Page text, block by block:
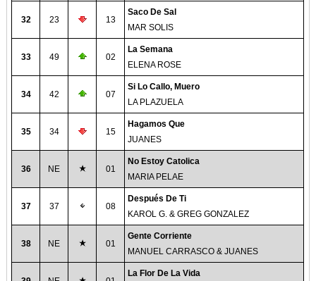
32 23 13
Saco De Sal
MAR SOLIS
33 49 02
La Semana
ELENA ROSE
34 42 07
Si Lo Callo, Muero
LA PLAZUELA
35 34 15
Hagamos Que
JUANES
36 NE 01
No Estoy Catolica
MARIA PELAE
37 37 08
Después De Ti
KAROL G. & GREG GONZALEZ
38 NE 01
Gente Corriente
MANUEL CARRASCO & JUANES
La Flor De La Vida